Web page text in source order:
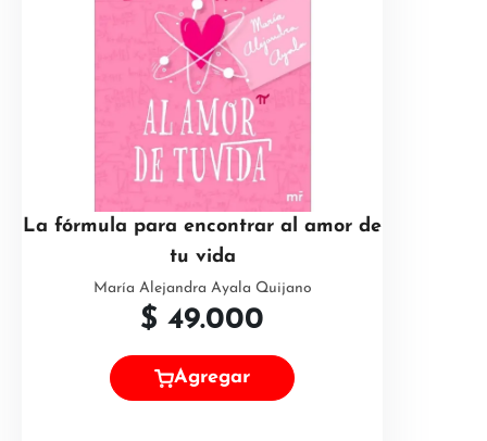
La fórmula para encontrar al amor de
tu vida
María Alejandra Ayala Quijano
$ 49.000
Agregar